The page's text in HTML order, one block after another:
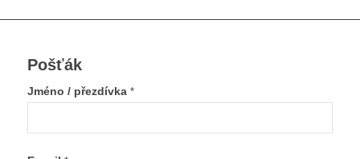
Pošťák
Jméno / přezdívka *